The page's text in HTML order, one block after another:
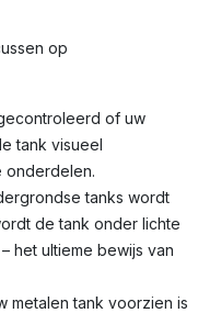
op
of uw
tank visueel
onderdelen.
tanks wordt
de tank onder lichte
het ultieme bewijs van
metalen tank voorzien is